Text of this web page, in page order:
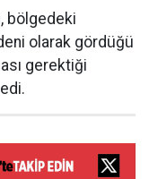
bölgedeki
olarak gördüğü
gerektiği